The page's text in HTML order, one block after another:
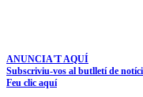
ANUNCIA'T AQUÍ
Subscriviu-vos al butlletí de
Feu clic aquí